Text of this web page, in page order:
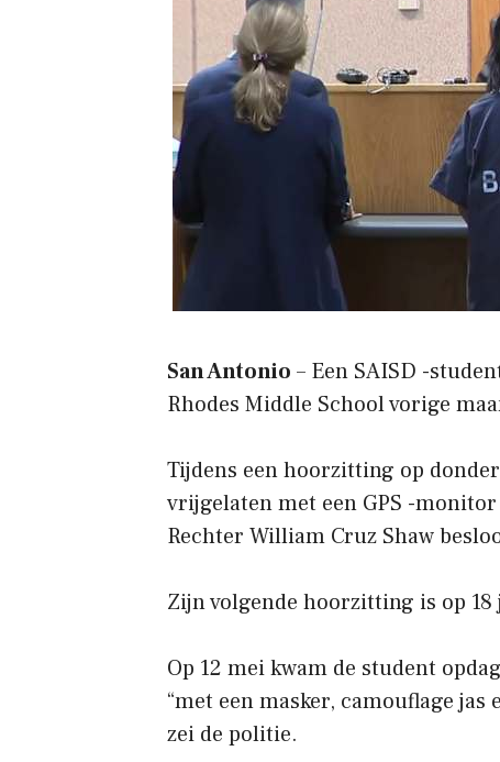
San Antonio – Een SAISD -
Rhodes Middle School vorige
Tijdens een hoorzitting op
vrijgelaten met een GPS -
Rechter William Cruz Shaw
Zijn volgende hoorzitting is op 18
Op 12 mei kwam de student
“met een masker, camouflage
zei de politie.